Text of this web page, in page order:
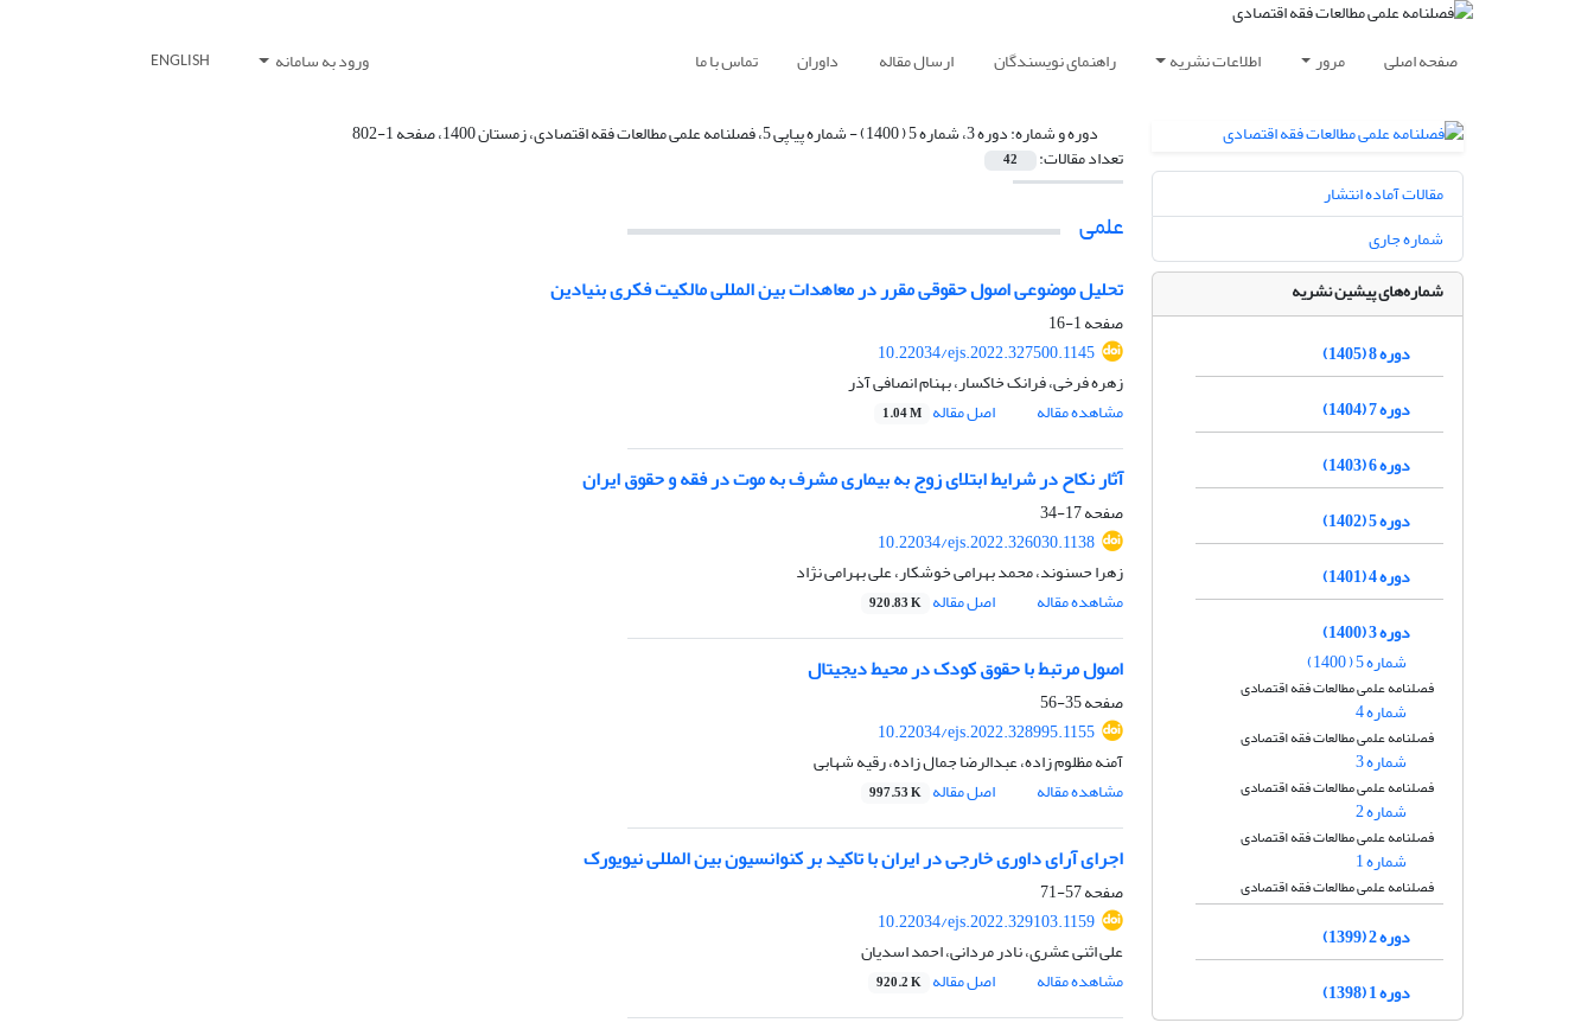
صفحه اصلی مرور اطلاعات نشریه راهنمای نویسندگان ارسال مقاله داوران تماس با ما ورود به سامانه ENGLISH
دوره و شماره:دوره 3، شماره 5 ( 1400) - شماره پیاپی 5، فصلنامه علمی مطالعات فقه اقتصادی، زمستان 1400، صفحه 1-802
تعداد مقالات: 42
علمی
تحلیل موضوعی اصول حقوقی مقرر در معاهدات بین المللی مالکیت فکری بنیادین
صفحه1-16
10.22034/ejs.2022.327500.1145
زهره فرخی، فرانک خاکسار، بهنام انصافی آذر
مشاهده مقاله
اصل مقاله 1.04 M
آثار نکاح در شرایط ابتلای زوج به بیماری مشرف به موت در فقه و حقوق ایران
صفحه17-34
10.22034/ejs.2022.326030.1138
زهرا حسنوند، محمد بهرامی خوشکار، علی بهرامی نژاد
مشاهده مقاله
اصل مقاله 920.83 K
اصول مرتبط با حقوق کودک در محیط دیجیتال
صفحه35-56
10.22034/ejs.2022.328995.1155
آمنه مظلوم زاده، عبدالرضا جمال زاده، رقیه شهابی
مشاهده مقاله
اصل مقاله 997.53 K
اجرای آرای داوری خارجی در ایران با تاکید بر کنوانسیون بین المللی نیویورک
صفحه57-71
10.22034/ejs.2022.329103.1159
علی اثنی عشری، نادر مردانی، احمد اسدیان
مشاهده مقاله
اصل مقاله 920.2 K
مقالات آماده انتشار
شماره جاری
شماره‌های پیشین نشریه
دوره 8 (1405)
دوره 7 (1404)
دوره 6 (1403)
دوره 5 (1402)
دوره 4 (1401)
دوره 3 (1400)
شماره 5 ( 1400)
فصلنامه علمی مطالعات فقه اقتصادی
شماره 4
فصلنامه علمی مطالعات فقه اقتصادی
شماره 3
فصلنامه علمی مطالعات فقه اقتصادی
شماره 2
فصلنامه علمی مطالعات فقه اقتصادی
شماره 1
فصلنامه علمی مطالعات فقه اقتصادی
دوره 2 (1399)
دوره 1 (1398)